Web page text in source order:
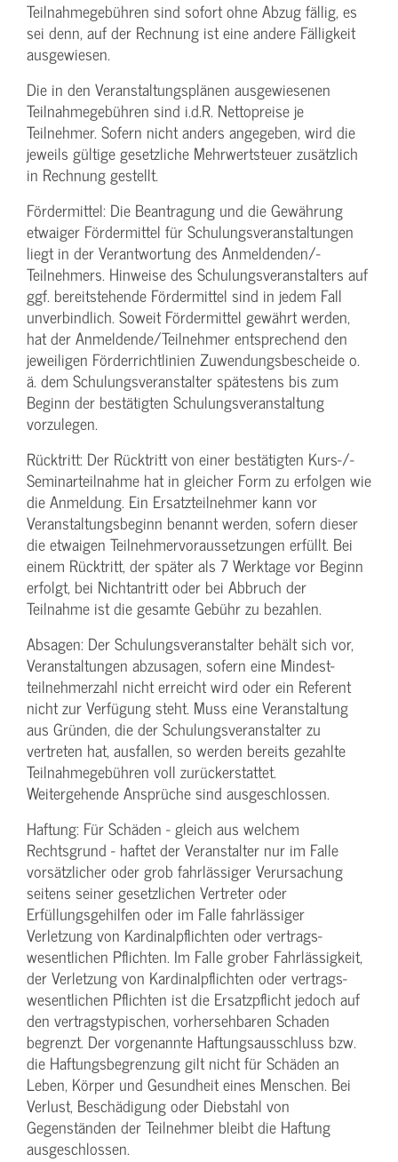
Teilnahmegebühren sind sofort ohne Abzug fällig, es
sei denn, auf der Rechnung ist eine andere Fälligkeit
ausgewiesen.
Die in den Veranstaltungsplänen ausgewiesenen
Teilnahmegebühren sind i.d.R. Nettopreise je
Teilnehmer. Sofern nicht anders angegeben, wird die
jeweils gültige gesetzliche Mehrwertsteuer zusätzlich
in Rechnung gestellt.
Fördermittel: Die Beantragung und die Gewährung
etwaiger Fördermittel für Schulungs­veranstaltungen
liegt in der Verantwortung des Anmeldenden/­
Teilnehmers. Hinweise des Schulungs­veranstalters auf
ggf. bereitstehende Fördermittel sind in jedem Fall
unverbindlich. Soweit Fördermittel gewährt werden,
hat der Anmeldende/­Teilnehmer entsprechend den
jeweiligen Förderrichtlinien Zuwendungs­bescheide o.
ä. dem Schulungs­veranstalter spätestens bis zum
Beginn der bestätigten Schulungs­veranstaltung
vorzulegen.
Rücktritt: Der Rücktritt von einer bestätigten Kurs-/­
Seminarteilnahme hat in gleicher Form zu erfolgen wie
die Anmeldung. Ein Ersatzteilnehmer kann vor
Veranstaltungs­beginn benannt werden, sofern dieser
die etwaigen Teilnehmer­voraussetzungen erfüllt. Bei
einem Rücktritt, der später als 7 Werktage vor Beginn
erfolgt, bei Nichtantritt oder bei Abbruch der
Teilnahme ist die gesamte Gebühr zu bezahlen.
Absagen: Der Schulungs­veranstalter behält sich vor,
Veranstaltungen abzusagen, sofern eine Mindest­
teilnehmerzahl nicht erreicht wird oder ein Referent
nicht zur Verfügung steht. Muss eine Veranstaltung
aus Gründen, die der Schulungs­veranstalter zu
vertreten hat, ausfallen, so werden bereits gezahlte
Teilnahme­gebühren voll zurückerstattet.
Weitergehende Ansprüche sind ausgeschlossen.
Haftung: Für Schäden - gleich aus welchem
Rechtsgrund - haftet der Veranstalter nur im Falle
vorsätzlicher oder grob fahrlässiger Verursachung
seitens seiner gesetzlichen Vertreter oder
Erfüllungsgehilfen oder im Falle fahrlässiger
Verletzung von Kardinalpflichten oder vertrags­
wesentlichen Pflichten. Im Falle grober Fahrlässigkeit,
der Verletzung von Kardinalpflichten oder vertrags­
wesentlichen Pflichten ist die Ersatzpflicht jedoch auf
den vertragstypischen, vorhersehbaren Schaden
begrenzt. Der vorgenannte Haftungs­ausschluss bzw.
die Haftungs­begrenzung gilt nicht für Schäden an
Leben, Körper und Gesundheit eines Menschen. Bei
Verlust, Beschädigung oder Diebstahl von
Gegenständen der Teilnehmer bleibt die Haftung
ausgeschlossen.